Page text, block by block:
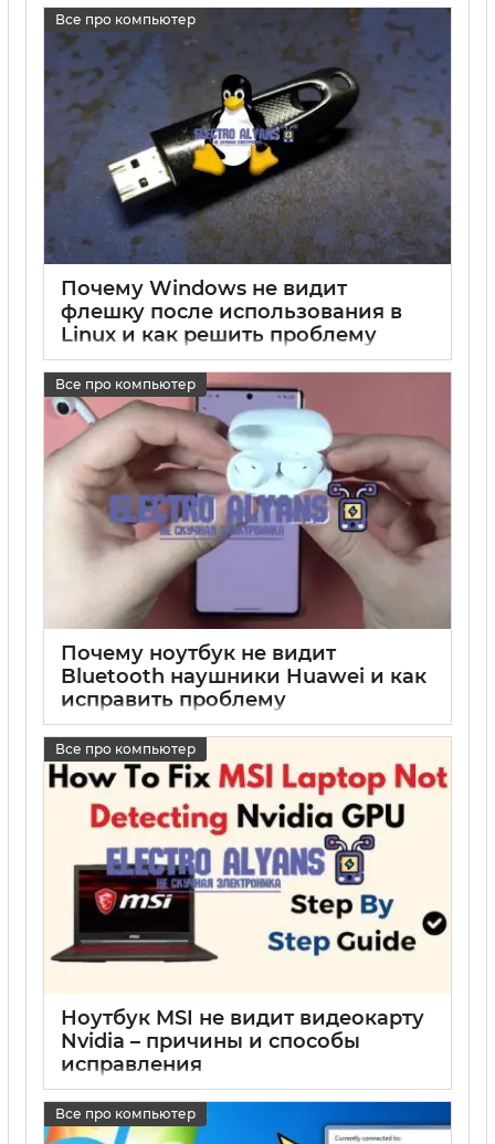
Все про компьютер
Почему Windows не видит
флешку после использования в
Linux и как решить проблему
Все про компьютер
Почему ноутбук не видит
Bluetooth наушники Huawei и как
исправить проблему
Все про компьютер
Ноутбук MSI не видит видеокарту
Nvidia – причины и способы
исправления
Все про компьютер